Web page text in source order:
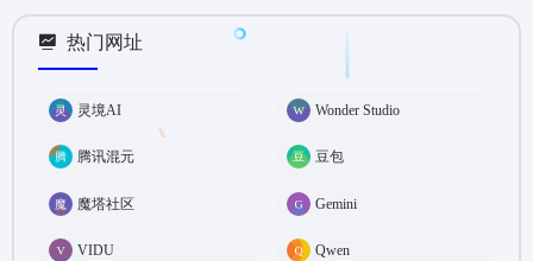
热门网址
灵境AI Wonder Studio
腾讯混元 豆包
魔塔社区 Gemini
VIDU Qwen